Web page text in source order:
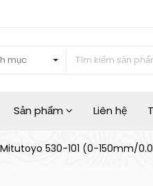
mục
Sản phẩm Liên hệ
530-101 (0-150mm/